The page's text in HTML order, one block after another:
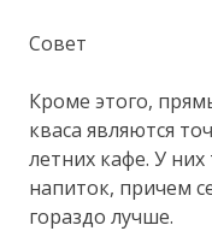
Совет
Кроме этого,
кваса являются
летних кафе. У них
напиток, причем
гораздо лучше.